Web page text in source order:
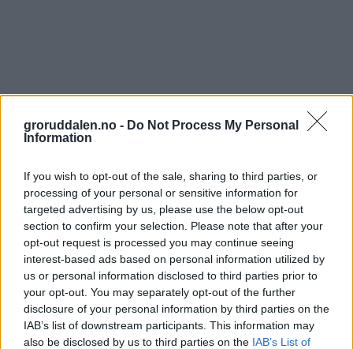
groruddalen.no - Do Not Process My Personal
Information
If you wish to opt-out of the sale, sharing to third parties, or
processing of your personal or sensitive information for
targeted advertising by us, please use the below opt-out
section to confirm your selection. Please note that after your
opt-out request is processed you may continue seeing
interest-based ads based on personal information utilized by
us or personal information disclosed to third parties prior to
your opt-out. You may separately opt-out of the further
disclosure of your personal information by third parties on the
IAB’s list of downstream participants. This information may
also be disclosed by us to third parties on the IAB’s List of